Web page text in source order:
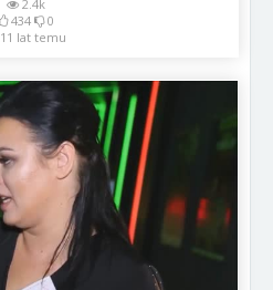
2.4k
434
0
11 lat temu